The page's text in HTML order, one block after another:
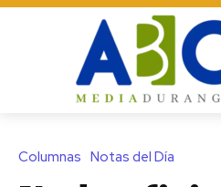
Columnas Notas del Día